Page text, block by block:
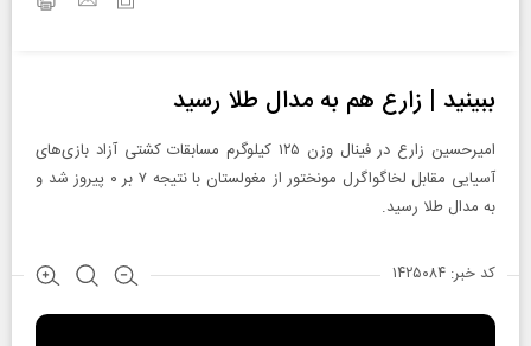
ببینید | زارع هم به مدال طلا رسید
امیرحسین زارع در فینال وزن ۱۲۵ کیلوگرم مسابقات کشتی آزاد بازی‌های
آسیایی مقابل لخاگواگرل مونختور از مغولستان با نتیجه ۷ بر ۰ پیروز شد و
به مدال طلا رسید.
کد خبر: ۱۴۲۵۰۸۴